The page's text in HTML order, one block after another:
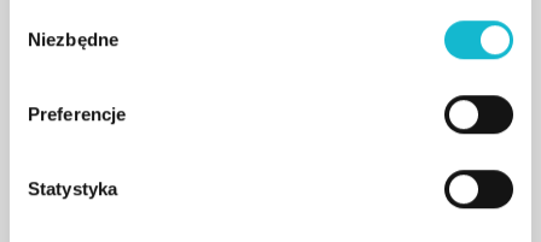
Niezbędne
Preferencje
Statystyka
programów i urządzeń.
Academy, wykładowca akademicki